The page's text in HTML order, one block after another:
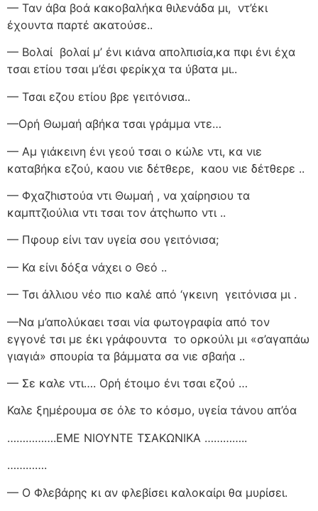
— Ταν άβα βοά κακοβαλήκα θιλενάδα μι, ντ’έκι
έχουντα παρτέ ακατούσε..
— Βολαί βολαί μ’ ένι κιάνα απολπισία,κα πφι ένι έχα
τσαι ετίου τσαι μ’έσι φερίκχα τα ύβατα μι..
— Τσαι εζου ετίου βρε γειτόνισα..
—Ορή Θωμαή αβήκα τσαι γράμμα ντε…
— Αμ γιάκεινη ένι γεού τσαι ο κώλε ντι, κα νιε
καταβήκα εζού, καου νιε δέτθερε, καου νιε δέτθερε ..
— Φχαζhιστούα ντι Θωμαή , να χαίρησιου τα
καμπτζιούλια ντι τσαι τον άτςhωπο ντι ..
— Πφουρ είνι ταν υγεία σου γειτόνισα;
— Κα είνι δόξα νάχει ο Θεό ..
— Τσι άλλιου νέο πιο καλέ από ‘γκεινη γειτόνισα μι .
—Να μ’απολύκαει τσαι νία φωτογραφία από τον
εγγονέ τσι με έκι γράφουντα το ορκούλι μι «σ’αγαπάω
γιαγιά» σπουρία τα βάμματα σα νιε σβαήα ..
— Σε καλε ντι…. Ορή έτοιμο ένι τσαι εζού …
Καλε ξημέρουμα σε όλε το κόσμο, υγεία τάνου απ’όα
…………….ΕΜΕ ΝΙΟΥΝΤΕ ΤΣΑΚΩΝΙΚΑ …………..
………….
— Ο Φλεβάρης κι αν φλεβίσει καλοκαίρι θα μυρίσει.